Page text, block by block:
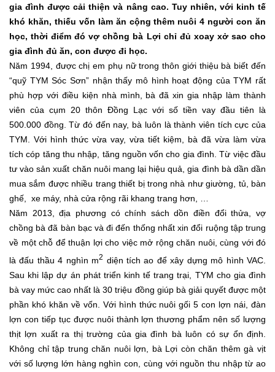
gia đình được cải thiện và nâng cao. Tuy nhiên, với kinh tế
khó khăn, thiếu vốn làm ăn cộng thêm nuôi 4 người con ăn
học, thời điểm đó vợ chồng bà Lợi chỉ đủ xoay xở sao cho
gia đình đủ ăn, con được đi học.
Năm 1994, được chị em phụ nữ trong thôn giới thiệu bà biết đến
“quỹ TYM Sóc Sơn” nhận thấy mô hình hoạt động của TYM rất
phù hợp với điều kiện nhà mình, bà đã xin gia nhập làm thành
viên của cụm 20 thôn Đồng Lạc với số tiền vay đầu tiên là
500.000 đồng. Từ đó đến nay, bà luôn là thành viên tích cực của
TYM. Với hình thức vừa vay, vừa tiết kiệm, bà đã vừa làm vừa
tích cóp tăng thu nhập, tăng nguồn vốn cho gia đình. Từ việc đầu
tư vào sản xuất chăn nuôi mang lại hiệu quả, gia đình bà dần dần
mua sắm được nhiều trang thiết bị trong nhà như giường, tủ, bàn
ghế, xe máy, nhà cửa rộng rãi khang trang hơn, …
Năm 2013, địa phương có chính sách dồn điền đổi thửa, vợ
chồng bà đã bàn bạc và đi đến thống nhất xin đổi ruộng tập trung
về một chỗ để thuận lợi cho việc mở rộng chăn nuôi, cùng với đó
là đấu thầu 4 nghìn m2 diện tích ao để xây dựng mô hình VAC.
Sau khi lập dự án phát triển kinh tế trang trại, TYM cho gia đình
bà vay mức cao nhất là 30 triệu đồng giúp bà giải quyết được một
phần khó khăn về vốn. Với hình thức nuôi gối 5 con lợn nái, đàn
lợn con tiếp tục được nuôi thành lợn thương phẩm nên số lượng
thịt lợn xuất ra thị trường của gia đình bà luôn có sự ổn định.
Không chỉ tập trung chăn nuôi lợn, bà Lợi còn chăn thêm gà vịt
với số lượng lớn hàng nghìn con, cùng với nguồn thu nhập từ ao